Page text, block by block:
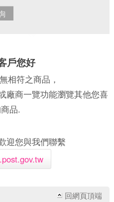
戶您好
相符之商品，
廠商一覽功能瀏覽其他您喜
品.
迎您與我們聯繫
回網頁頂端